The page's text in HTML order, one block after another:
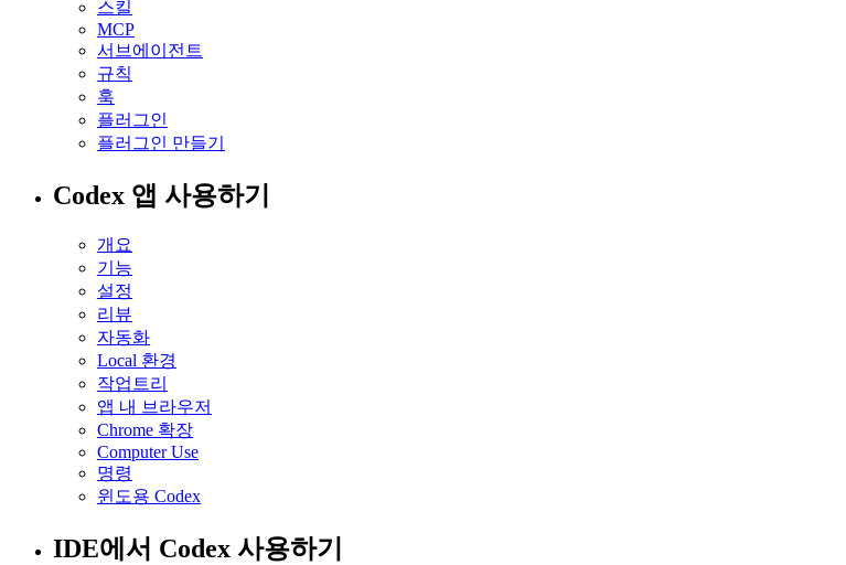
스킬
MCP
서브에이전트
규칙
훅
플러그인
플러그인 만들기
Codex 앱 사용하기
개요
기능
설정
리뷰
자동화
Local 환경
작업트리
앱 내 브라우저
Chrome 확장
Computer Use
명령
윈도용 Codex
IDE에서 Codex 사용하기